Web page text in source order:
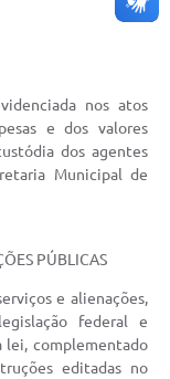
nos atos
e dos valores
dos agentes
Municipal de
PÚBLICAS
e alienações,
federal e
lei, complementado
editadas no